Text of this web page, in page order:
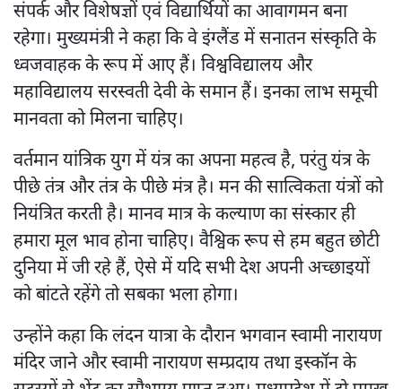
संपर्क और विशेषज्ञों एवं विद्यार्थियों का आवागमन बना
रहेगा। मुख्यमंत्री ने कहा कि वे इंग्लैंड में सनातन संस्कृति के
ध्वजवाहक के रूप में आए हैं। विश्वविद्यालय और
महाविद्यालय सरस्वती देवी के समान हैं। इनका लाभ समूची
मानवता को मिलना चाहिए।
वर्तमान यांत्रिक युग में यंत्र का अपना महत्व है, परंतु यंत्र के
पीछे तंत्र और तंत्र के पीछे मंत्र है। मन की सात्विकता यंत्रों को
नियंत्रित करती है। मानव मात्र के कल्याण का संस्कार ही
हमारा मूल भाव होना चाहिए। वैश्विक रूप से हम बहुत छोटी
दुनिया में जी रहे हैं, ऐसे में यदि सभी देश अपनी अच्छाइयों
को बांटते रहेंगे तो सबका भला होगा।
उन्होंने कहा कि लंदन यात्रा के दौरान भगवान स्वामी नारायण
मंदिर जाने और स्वामी नारायण सम्प्रदाय तथा इस्कॉन के